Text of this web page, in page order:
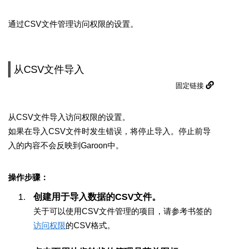
通过CSV文件管理访问权限的设置。
从CSV文件导入
固定链接
从CSV文件导入访问权限的设置。
如果在导入CSV文件时发生错误，将停止导入。停止前导
入的内容不会反映到Garoon中。
操作步骤：
创建用于导入数据的CSV文件。
关于可以使用CSV文件管理的项目，请参考书签的
访问权限的CSV格式。